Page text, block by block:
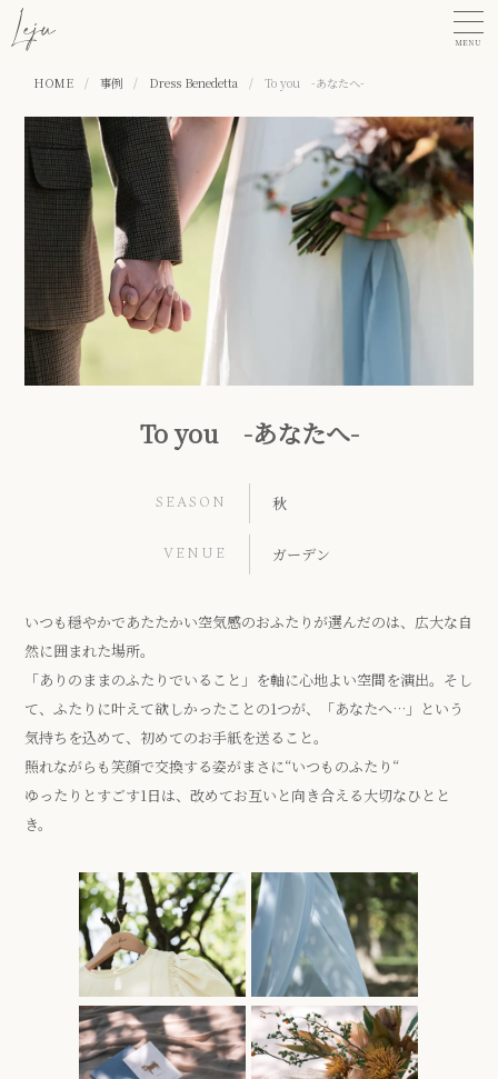
MENU
HOME / 事例 / Dress Benedetta / To you -あなたへ-
To you -あなたへ-
SEASON 秋
VENUE ガーデン
いつも穏やかであたたかい空気感のおふたりが選んだのは、広大な自
然に囲まれた場所。
「ありのままのふたりでいること」を軸に心地よい空間を演出。そし
て、ふたりに叶えて欲しかったことの1つが、「あなたへ…」という
気持ちを込めて、初めてのお手紙を送ること。
照れながらも笑顔で交換する姿がまさに“いつものふたり“
ゆったりとすごす1日は、改めてお互いと向き合える大切なひとと
き。